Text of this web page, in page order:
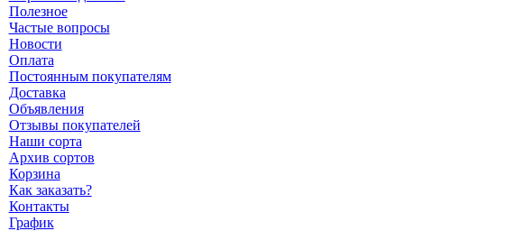
Полезное
Частые вопросы
Новости
Оплата
Постоянным покупателям
Доставка
Объявления
Отзывы покупателей
Наши сорта
Архив сортов
Корзина
Как заказать?
Контакты
График